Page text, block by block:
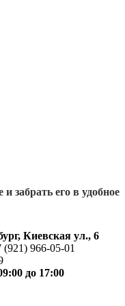
забрать его в удобное
Киевская ул., 6
966-05-01
до 17:00